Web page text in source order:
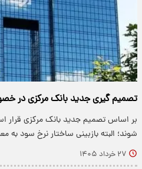
تصمیم گیری جدید بانک مرکزی در
بر اساس تصمیم جدید بانک مرکزی قرار
شوند؛ البته بازبینی ساختار نرخ سود به
۲۷ خرداد ۱۴۰۵